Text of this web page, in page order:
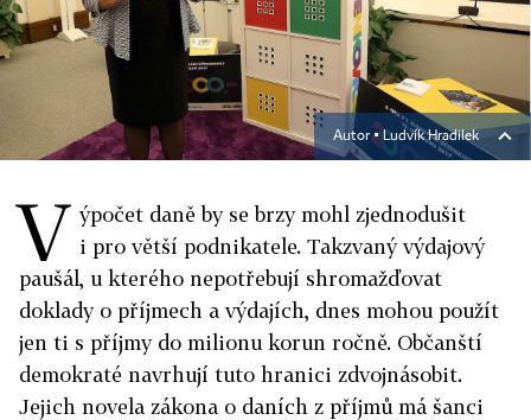
Autor ▪Ludvík Hradilek
V ýpočet daně by se brzy mohl zjednodušit
i pro větší podnikatele. Takzvaný výdajový
paušál, u kterého nepotřebují shromažďovat
doklady o příjmech a výdajích, dnes mohou použít
jen ti s příjmy do milionu korun ročně. Občanští
demokraté navrhují tuto hranici zdvojnásobit.
Jejich novela zákona o daních z příjmů má šanci